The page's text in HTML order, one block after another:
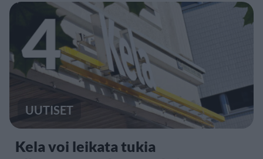
4
UUTISET
Kela voi leikata tukia